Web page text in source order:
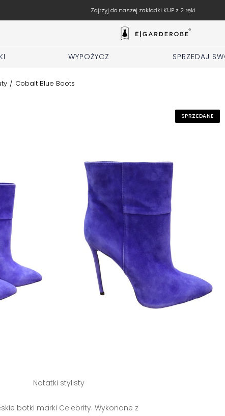
SPRZEDAJ swoje markowe rzeczy u nas
WYPOŻYCZ SPRZEDAJ
/ Cobalt Blue Boots
SPRZEDANE
Notatki stylisty
botki marki Celebrity. Wykonane z